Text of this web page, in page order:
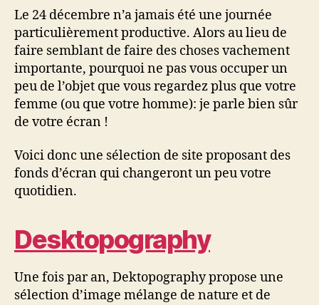
des
sites
pour
télécharger
des
fonds
d’écran
Le 24 décembre n’a jamais été une journée
particulièrement productive. Alors au lieu de
faire semblant de faire des choses vachement
importante, pourquoi ne pas vous occuper un
peu de l’objet que vous regardez plus que votre
femme (ou que votre homme): je parle bien sûr
de votre écran !
Voici donc une sélection de site proposant des
fonds d’écran qui changeront un peu votre
quotidien.
Desktopography
Une fois par an, Dektopography propose une
sélection d’image mélange de nature et de